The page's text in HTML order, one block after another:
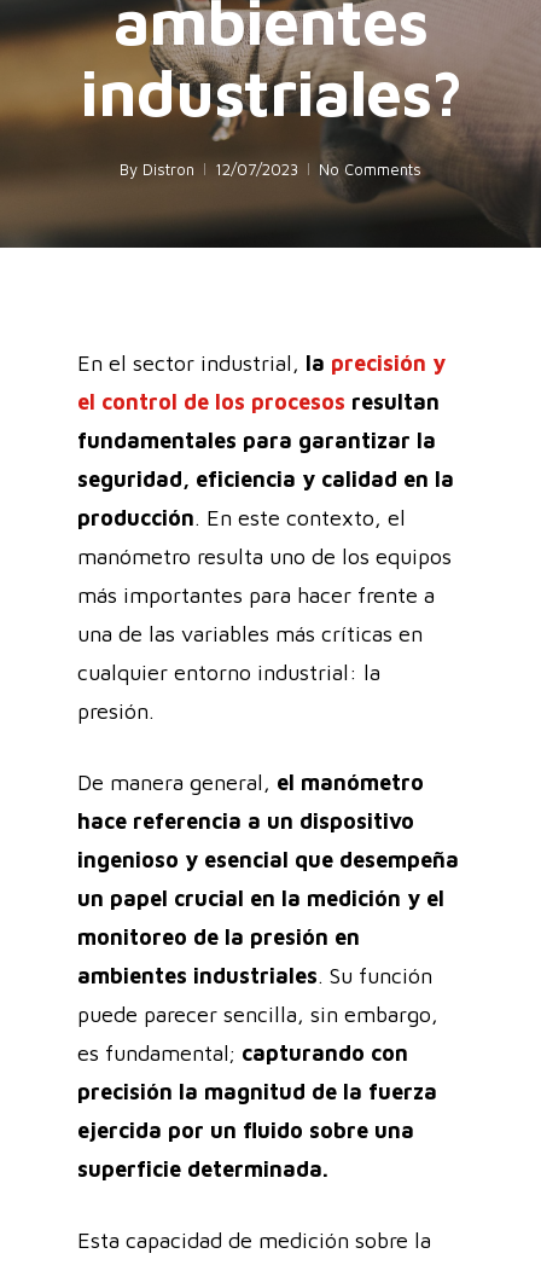
ambientes
industriales?
By Distron 12/07/2023 No Comments
En el sector industrial, la precisión y
el control de los procesos resultan
fundamentales para garantizar la
seguridad, eficiencia y calidad en la
producción. En este contexto, el
manómetro resulta uno de los equipos
más importantes para hacer frente a
una de las variables más críticas en
cualquier entorno industrial: la
presión.
De manera general, el manómetro
hace referencia a un dispositivo
ingenioso y esencial que desempeña
un papel crucial en la medición y el
monitoreo de la presión en
ambientes industriales. Su función
puede parecer sencilla, sin embargo,
es fundamental; capturando con
precisión la magnitud de la fuerza
ejercida por un fluido sobre una
superficie determinada.
Esta capacidad de medición sobre la